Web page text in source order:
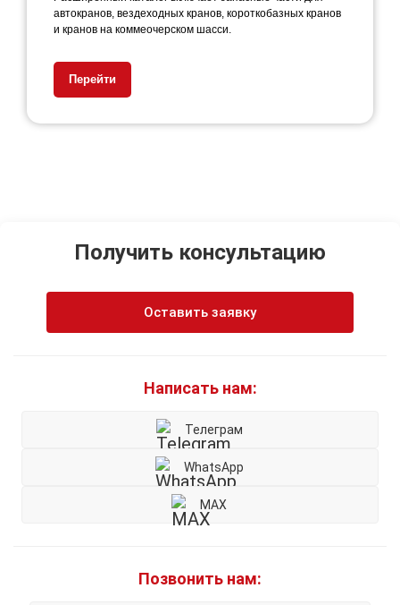
автокранов, вездеходных кранов, короткобазных кранов
и кранов на коммеочерском шасси.
Перейти
Получить консультацию
Оставить заявку
Написать нам:
Телеграм
WhatsApp
MAX
Позвонить нам: